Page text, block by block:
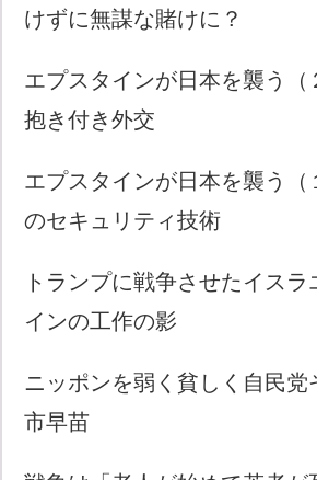
けずに無謀な賭けに？
エプスタインが日本を襲う（
抱き付き外交
エプスタインが日本を襲う（
のセキュリティ技術
トランプに戦争させたイスラ
インの工作の影
ニッポンを弱く貧しく自民党
市早苗